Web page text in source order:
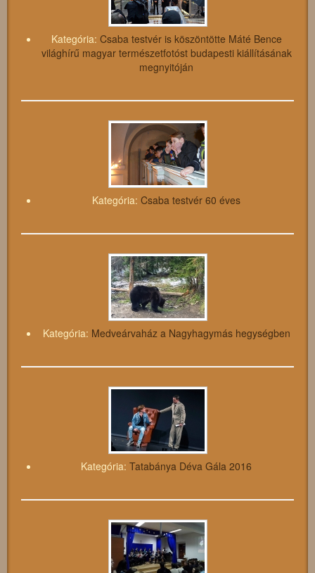
Kategória: Csaba testvér is köszöntötte Máté Bence
világhírű magyar természetfotóst budapesti kiállításának
megnyitóján
Kategória: Csaba testvér 60 éves
Kategória: Medveárvaház a Nagyhagymás hegységben
Kategória: Tatabánya Déva Gála 2016